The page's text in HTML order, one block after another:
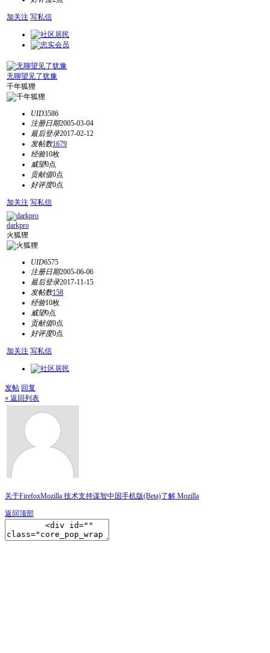
加关注 写私信
无聊望见了犹豫
千年狐狸
UID3586
注册日期2005-03-04
最后登录2017-02-12
发帖数1679
经验10枚
威望0点
贡献值0点
好评度0点
加关注 写私信
darkpro
火狐狸
UID6575
注册日期2005-06-06
最后登录2017-11-15
发帖数158
经验10枚
威望0点
贡献值0点
好评度0点
加关注 写私信
发帖 回复
« 返回列表
关于FirefoxMozilla 技术支持谋智中国手机版(Beta)了解 Mozilla
返回顶部